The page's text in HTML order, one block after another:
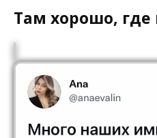
Там хорошо, где